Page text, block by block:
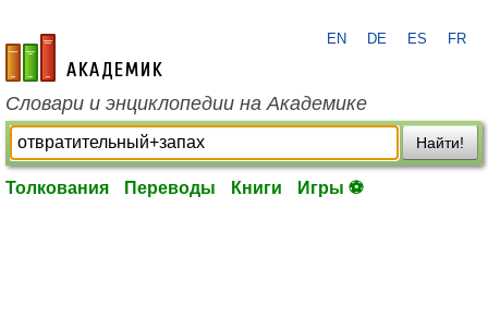
academic.ru
EN DE ES FR
Словари и энциклопедии на Академике
Найти!
Толкования Переводы Книги Игры ⚽